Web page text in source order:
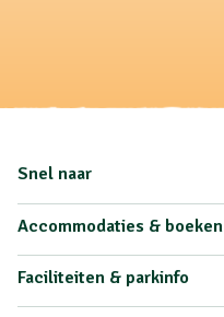
Snel naar
Accommodaties & boeken
Faciliteiten & parkinfo